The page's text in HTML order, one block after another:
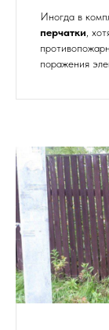
Иногда в
перчатки ,
поражения